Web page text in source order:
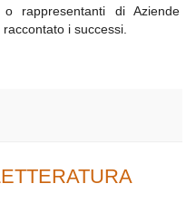
rappresentanti di Aziende
i successi.